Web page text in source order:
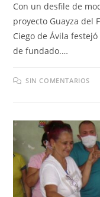
Con un desfile de
proyecto Guayza del
Ciego de Ávila
de fundado.…
SIN COMENTARIOS